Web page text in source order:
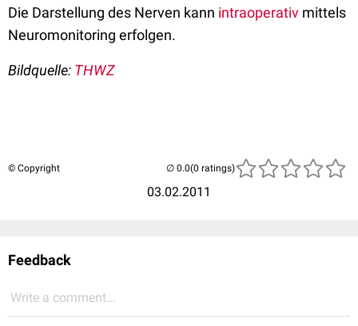
Die Darstellung des Nerven kann intraoperativ mittels
Neuromonitoring erfolgen.
Bildquelle: THWZ
© Copyright
03.02.2011
(0 ratings)
Feedback
Write a comment...